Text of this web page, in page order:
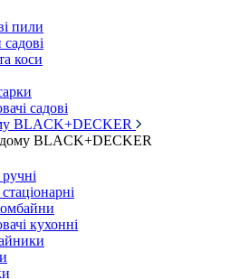
пили
коси
садові
BLACK+DECKER
дому BLACK+DECKER
кухонні